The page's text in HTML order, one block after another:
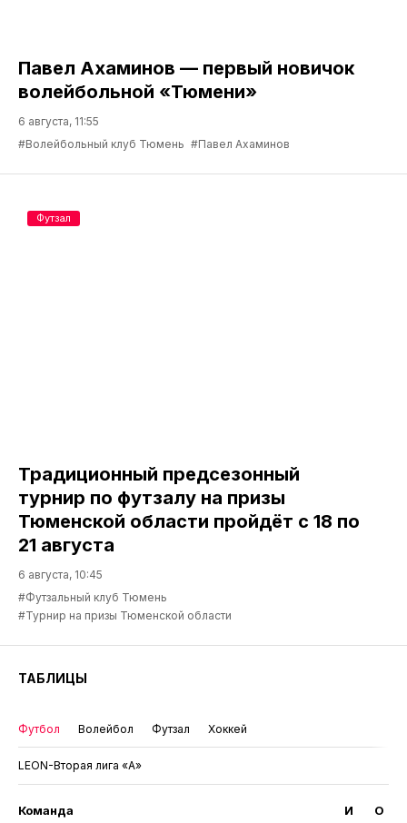
Павел Ахаминов — первый новичок
волейбольной «Тюмени»
6 августа, 11:55
#Волейбольный клуб Тюмень #Павел Ахаминов
Традиционный предсезонный
турнир по футзалу на призы
Тюменской области пройдёт с 18 по
21 августа
6 августа, 10:45
#Футзальный клуб Тюмень
#Турнир на призы Тюменской области
Футзал
ТАБЛИЦЫ
Футбол Волейбол Футзал Хоккей
LEON-Вторая лига «А»
Команда И О